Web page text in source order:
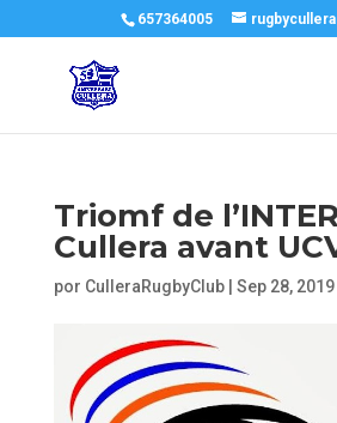
657364005
Triomf de
Cullera avant
por CulleraRugbyClub| Sep 28, 2019|